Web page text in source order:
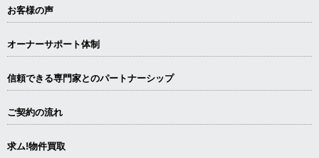
お客様の声
オーナーサポート体制
信頼できる専⾨家とのパートナーシップ
ご契約の流れ
求ム!物件買取